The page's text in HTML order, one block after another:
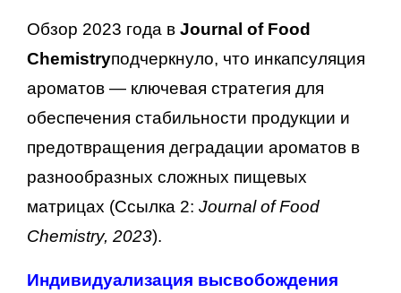
Обзор 2023 года в Journal of Food
Chemistryподчеркнуло, что инкапсуляция
ароматов — ключевая стратегия для
обеспечения стабильности продукции и
предотвращения деградации ароматов в
разнообразных сложных пищевых
матрицах (Ссылка 2: Journal of Food
Chemistry, 2023).
Индивидуализация высвобождения